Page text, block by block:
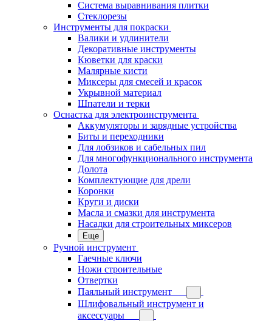
Система выравнивания плитки
Стеклорезы
Инструменты для покраски
Валики и удлинители
Декоративные инструменты
Кюветки для краски
Малярные кисти
Миксеры для смесей и красок
Укрывной материал
Шпатели и терки
Оснастка для электроинструмента
Аккумуляторы и зарядные устройства
Биты и переходники
Для лобзиков и сабельных пил
Для многофункционального инструмента
Долота
Комплектующие для дрели
Коронки
Круги и диски
Масла и смазки для инструмента
Насадки для строительных миксеров
Еще
Ручной инструмент
Гаечные ключи
Ножи строительные
Отвертки
Паяльный инструмент
Шлифовальный инструмент и
аксессуары